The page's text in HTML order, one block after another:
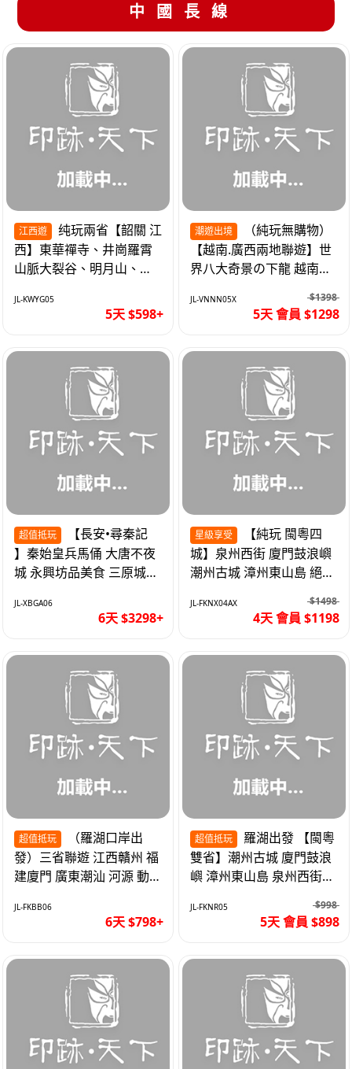
中國長線
江西遊
西】東華禪寺、井崗羅霄
山脈大裂谷、明月山、仙
JL-KWYG05
5天 $598+
潮遊出境
【越南.廣西兩地聯遊】世
界八大奇景の下龍 越南首
車5天
JL-VNNN05X $1398
5天 會員 $1298
超值抵玩
】秦始皇兵馬俑 大唐不夜
城 永興坊品美食 三原城隍
JL-XBGA06
6天 $3298+
星級享受
城】泉州西街 廈門鼓浪嶼
潮州古城 漳州東山島 絕無
JL-FKNX04AX $1498
4天 會員 $1198
超值抵玩
發）三省聯遊 江西贛州 福
建廈門 廣東潮汕 河源 動車
JL-FKBB06
6天 $798+
超值抵玩
雙省】潮州古城 廈門鼓浪
嶼 漳州東山島 泉州西街
超值抵玩5天
JL-FKNR05 $998
5天 會員 $898